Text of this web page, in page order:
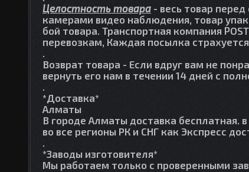
Целостность товара - весь товар
камерами видео наблюдения, товар
бой товара. Транспортная компания
перевозкам, Каждая посылка
.
Возврат товара - Если вдруг вам не
вернуть его нам в течении 14 дней с
.
*Доставка*
Алматы
В городе Алматы доставка бесплатная.
во все регионы РК и СНГ как Экспресс
.
*Заводы изготовителя*
Мы работаем только с проверенными